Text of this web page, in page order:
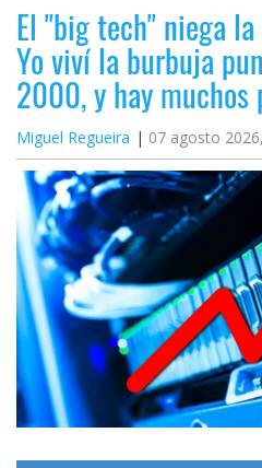
El "big tech" niega
Yo viví la burbuja
2000, y hay muchos
Miguel Regueira 07 agosto